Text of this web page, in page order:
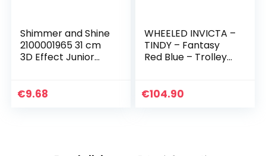
Shimmer and Shine
2100001965 31 cm
3D Effect Junior
€9.68
WHEELED INVICTA –
TINDY – Fantasy
Red Blue – Trolley
Totaal
€104.90